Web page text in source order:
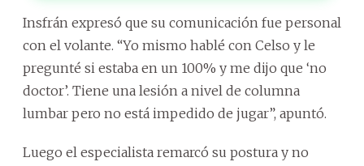
Insfrán expresó que su comunicación fue personal
con el volante. “Yo mismo hablé con Celso y le
pregunté si estaba en un 100% y me dijo que ‘no
doctor’. Tiene una lesión a nivel de columna
lumbar pero no está impedido de jugar”, apuntó.
Luego el especialista remarcó su postura y no